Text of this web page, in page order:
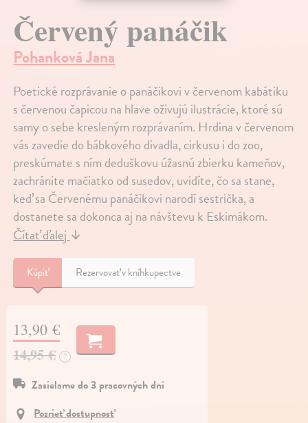
Červený panáčik
Pohanková Jana
Poetické rozprávanie o panáčikovi v červenom kabátiku
s červenou čapicou na hlave oživujú ilustrácie, ktoré sú
samy o sebe kresleným rozprávaním. Hrdina v červenom
vás zavedie do bábkového divadla, cirkusu i do zoo,
preskúmate s ním deduškovu úžasnú zbierku kameňov,
zachránite mačiatko od susedov, uvidíte, čo sa stane,
keď sa Červenému panáčikovi narodí sestrička, a
dostanete sa dokonca aj na návštevu k Eskimákom.
Čítať ďalej↓
Kúpiť Rezervovať v kníhkupectve
13,90 €
14,95 €
?
Zasielame do 3 pracovných dní
Pozrieť dostupnosť